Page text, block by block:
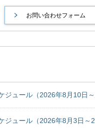
ジュール（2026年8月10日～
ジュール（2026年8月3日～